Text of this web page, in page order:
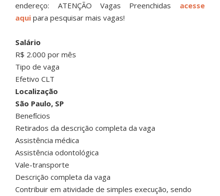
endereço: ATENÇÃO Vagas Preenchidas acesse
aqui para pesquisar mais vagas!
Salário
R$ 2.000 por mês
Tipo de vaga
Efetivo CLT
Localização
São Paulo, SP
Benefícios
Retirados da descrição completa da vaga
Assistência médica
Assistência odontológica
Vale-transporte
Descrição completa da vaga
Contribuir em atividade de simples execução, sendo